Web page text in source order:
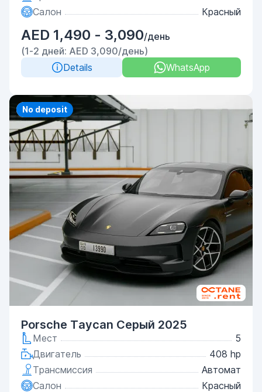
Салон
Красный
AED 1,490 - 3,090/день
(1-2 дней: AED 3,090/день)
Details
WhatsApp
Priority
No deposit
Porsche Taycan Серый 2025
Мест
5
Двигатель
408 hp
Трансмиссия
Автомат
Салон
Красный